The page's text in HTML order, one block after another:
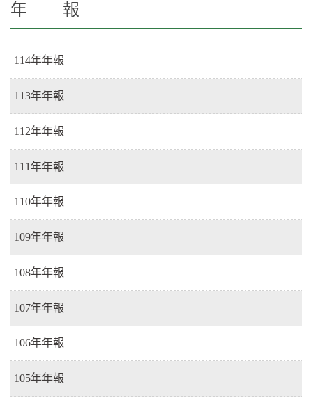
年 報
114年年報
113年年報
112年年報
111年年報
110年年報
109年年報
108年年報
107年年報
106年年報
105年年報